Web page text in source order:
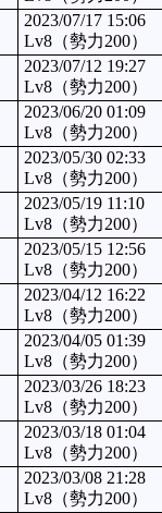
2023/07/17 15:06
Lv8（勢力200）
2023/07/12 19:27
Lv8（勢力200）
2023/06/20 01:09
Lv8（勢力200）
2023/05/30 02:33
Lv8（勢力200）
2023/05/19 11:10
Lv8（勢力200）
2023/05/15 12:56
Lv8（勢力200）
2023/04/12 16:22
Lv8（勢力200）
2023/04/05 01:39
Lv8（勢力200）
2023/03/26 18:23
Lv8（勢力200）
2023/03/18 01:04
Lv8（勢力200）
2023/03/08 21:28
Lv8（勢力200）